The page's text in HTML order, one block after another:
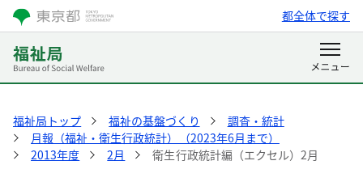
都全体で探す
福祉局トップ 福祉の基盤づくり
調査・統計
月報（福祉・衛生行政統計）（2023年6月まで）
2013年度
2月 衛生行政統計編（エクセル）2月